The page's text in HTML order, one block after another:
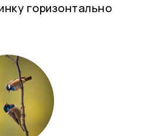
горизонтально